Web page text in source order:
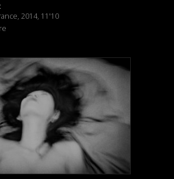
2014, 11'10